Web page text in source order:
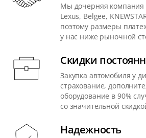
Мы дочерняя компания
Lexus, Belgee,
поэтому размеры
у нас ниже рыночной
Скидки
Закупка автомобиля у
страхование,
оборудование в 90%
со значительной
Надежность